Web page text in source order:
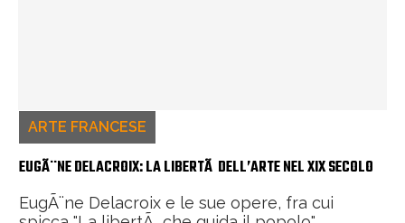
ARTE FRANCESE
EUGÃ¨NE DELACROIX: LA LIBERTÃ DELL’ARTE NEL XIX SECOLO
EugÃ¨ne Delacroix e le sue opere, fra cui